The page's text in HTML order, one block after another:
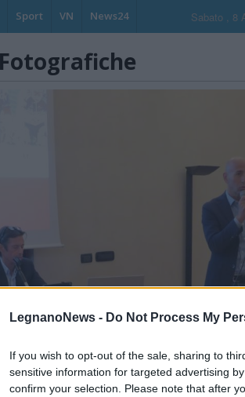
LegnanoNews - Do Not Process My
If you wish to opt-out of the sale, sharing to
sensitive information for targeted advertising
confirm your selection. Please note that after
Sport VN News24 Sabato , 8